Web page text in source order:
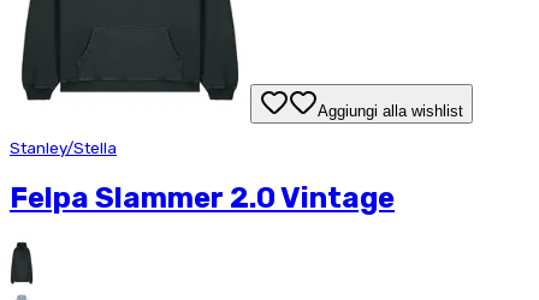
Aggiungi alla wishlist
Stanley/Stella
Felpa Slammer 2.0 Vintage